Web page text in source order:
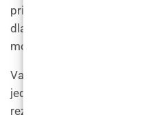
prikladan za osobe sa
dlakama, ali je manje
može uzrokovati veću
Važno je napomenuti da
jednokratni postupak. Za
rezultata potrebno je više